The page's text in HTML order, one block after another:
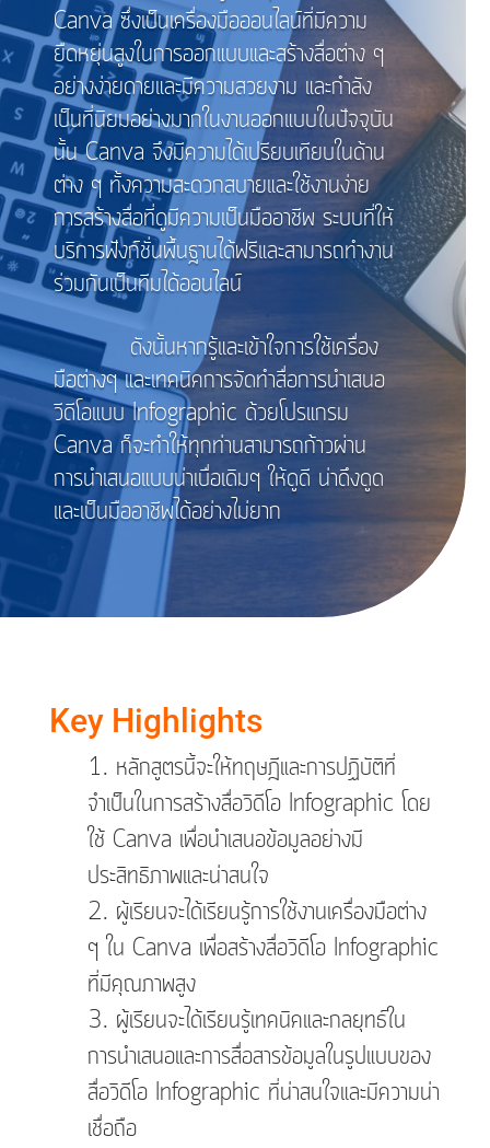
Canva ซึ่งเป็นเครื่องมือออนไลน์ที่มีความ
ยืดหยุ่นสูงในการออกแบบและสร้างสื่อต่าง ๆ
อย่างง่ายดายและมีความสวยงาม และกำลัง
เป็นที่นิยมอย่างมากในงานออกแบบในปัจจุบัน
นั้น Canva จึงมีความได้เปรียบเทียบในด้าน
ต่าง ๆ ทั้งความสะดวกสบายและใช้งานง่าย
การสร้างสื่อที่ดูมีความเป็นมืออาชีพ ระบบที่ให้
บริการฟังก์ชั่นพื้นฐานได้ฟรีและสามารถทำงาน
ร่วมกันเป็นทีมได้ออนไลน์
ดังนั้นหากรู้และเข้าใจการใช้เครื่อง
มือต่างๆ และเทคนิคการจัดทำสื่อการนำเสนอ
วีดีโอแบบ Infographic ด้วยโปรแกรม
Canva ก็จะทำให้ทุกท่านสามารถก้าวผ่าน
การนำเสนอแบบน่าเบื่อเดิมๆ ให้ดูดี น่าดึงดูด
และเป็นมืออาชีพได้อย่างไม่ยาก
Key Highlights
หลักสูตรนี้จะให้ทฤษฎีและการปฏิบัติที่
จำเป็นในการสร้างสื่อวิดีโอ Infographic โดย
ใช้ Canva เพื่อนำเสนอข้อมูลอย่างมี
ประสิทธิภาพและน่าสนใจ
ผู้เรียนจะได้เรียนรู้การใช้งานเครื่องมือต่าง
ๆ ใน Canva เพื่อสร้างสื่อวิดีโอ Infographic
ที่มีคุณภาพสูง
ผู้เรียนจะได้เรียนรู้เทคนิคและกลยุทธ์ใน
การนำเสนอและการสื่อสารข้อมูลในรูปแบบของ
สื่อวิดีโอ Infographic ที่น่าสนใจและมีความน่า
เชื่อถือ